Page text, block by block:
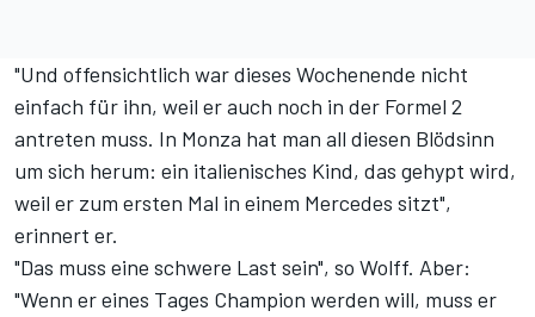
"Und offensichtlich war dieses Wochenende nicht
einfach für ihn, weil er auch noch in der Formel 2
antreten muss. In Monza hat man all diesen Blödsinn
um sich herum: ein italienisches Kind, das gehypt wird,
weil er zum ersten Mal in einem Mercedes sitzt",
erinnert er.
"Das muss eine schwere Last sein", so Wolff. Aber:
"Wenn er eines Tages Champion werden will, muss er